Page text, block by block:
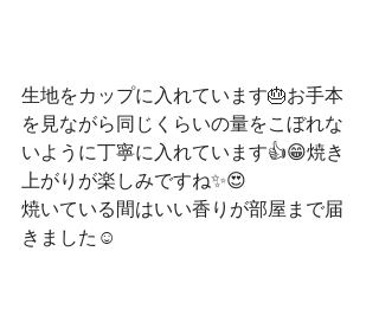
生地をカップに入れています🎂お手本
を見ながら同じくらいの量をこぼれな
いように丁寧に入れています👍😁焼き
上がりが楽しみですね✨😍
焼いている間はいい香りが部屋まで届
きました☺